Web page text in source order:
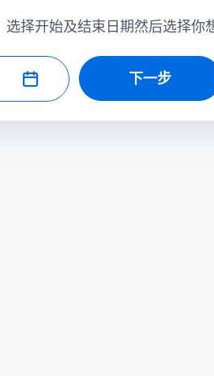
择开始及结束日期然后选择你
下一步